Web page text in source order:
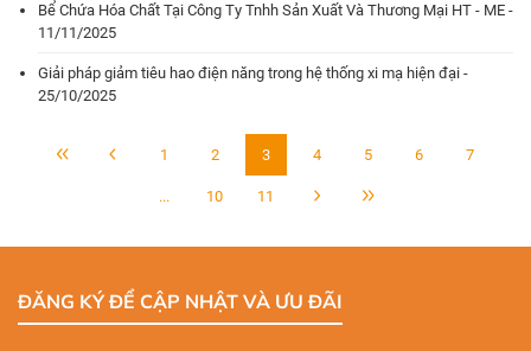
Bể Chứa Hóa Chất Tại Công Ty Tnhh Sản Xuất Và Thương Mại HT - ME -
11/11/2025
Giải pháp giảm tiêu hao điện năng trong hệ thống xi mạ hiện đại -
25/10/2025
1 2 3 4 5 6 7
... 10 11
ĐĂNG KÝ ĐỂ CẬP NHẬT VÀ ƯU ĐÃI